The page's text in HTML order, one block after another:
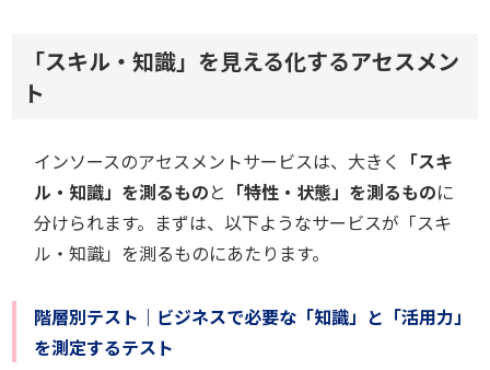
「スキル・知識」を見える化するアセスメン
ト
インソースのアセスメントサービスは、大きく
「スキ
ル・知識」を測るものと 「特性・状態」を測るものに
分けられます。まずは、以下ようなサービスが「スキ
ル・知識」を測るものにあたります。
階層別テスト｜ビジネスで必要な「知識」と「活用力」
を測定するテスト